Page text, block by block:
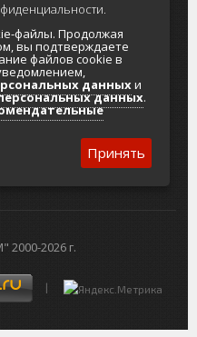
портал
обработки
данных
обработку персональных
2026 г.
файлы. Продолжая
вы подтверждаете
файлов cookie в
данныхи
данных.
Принять